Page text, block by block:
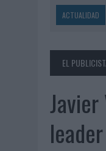
ACTUALIDAD
07/08/2026 |
07/08/2026
07/08/2026
07/08/2026
EL
leader